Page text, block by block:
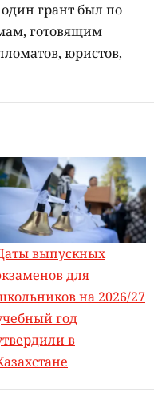
грант был по
готовящим
юристов,
выпускных
для
на 2026/27
год
в